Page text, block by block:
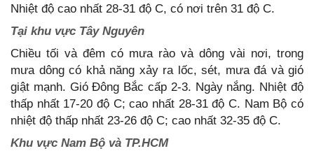
Nhiệt độ cao nhất 28-31 độ C, có nơi trên 31 độ C.
Tại khu vực Tây Nguyên
Chiều tối và đêm có mưa rào và dông vài nơi, trong
mưa dông có khả năng xảy ra lốc, sét, mưa đá và gió
giật mạnh. Gió Đông Bắc cấp 2-3. Ngày nắng. Nhiệt độ
thấp nhất 17-20 độ C; cao nhất 28-31 độ C. Nam Bộ có
nhiệt độ thấp nhất 23-26 độ C; cao nhất 32-35 độ C.
Khu vực Nam Bộ và TP.HCM